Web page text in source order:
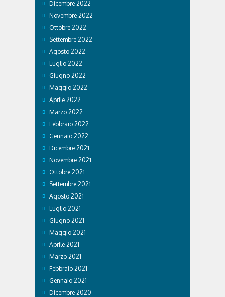
Dicembre 2022
Novembre 2022
Ottobre 2022
Settembre 2022
Agosto 2022
Luglio 2022
Giugno 2022
Maggio 2022
Aprile 2022
Marzo 2022
Febbraio 2022
Gennaio 2022
Dicembre 2021
Novembre 2021
Ottobre 2021
Settembre 2021
Agosto 2021
Luglio 2021
Giugno 2021
Maggio 2021
Aprile 2021
Marzo 2021
Febbraio 2021
Gennaio 2021
Dicembre 2020